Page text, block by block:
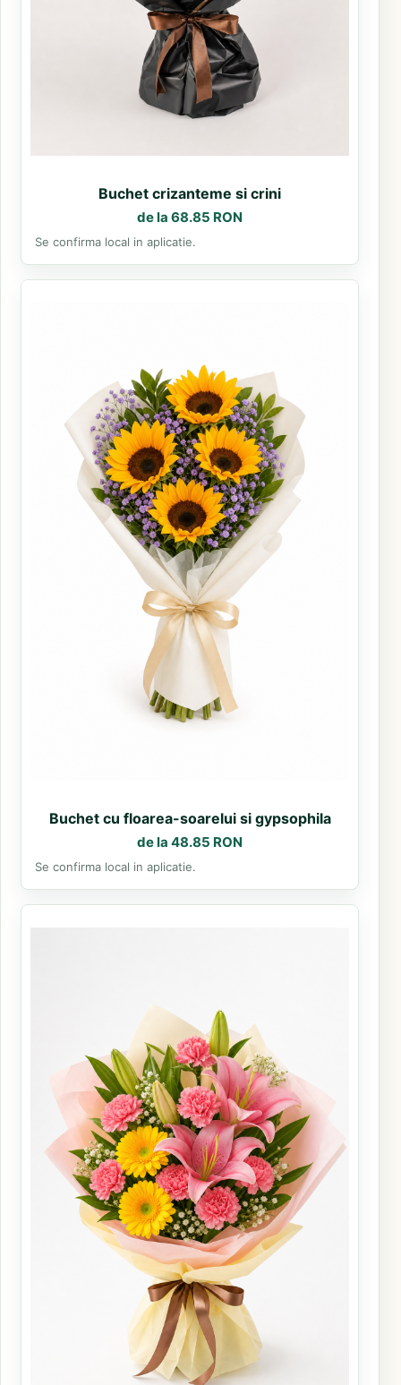
Buchet crizanteme si crini
de la 68.85 RON
Se confirma local in aplicatie.
Buchet cu floarea-soarelui si gypsophila
de la 48.85 RON
Se confirma local in aplicatie.